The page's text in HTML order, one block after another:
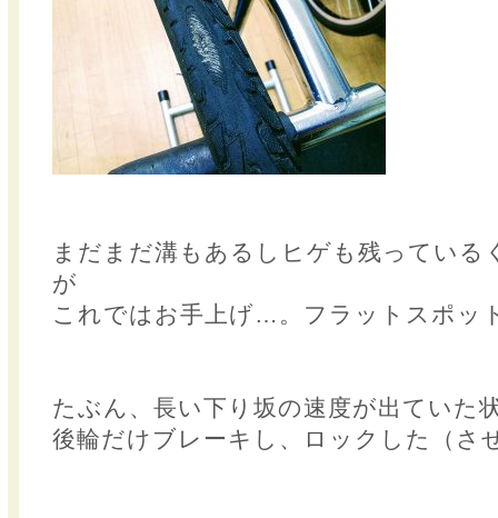
まだまだ溝もあるしヒゲも残っている
が
これではお手上げ…。フラットスポッ
たぶん、長い下り坂の速度が出ていた
後輪だけブレーキし、ロックした（さ